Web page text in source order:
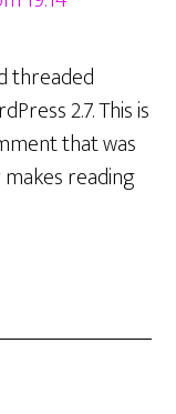
threaded
2.7. This is
that was
reading